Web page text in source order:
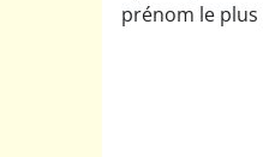
prénom le